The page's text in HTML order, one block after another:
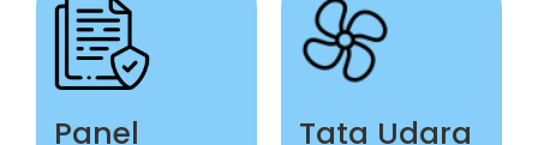
Panel
Tata Udara